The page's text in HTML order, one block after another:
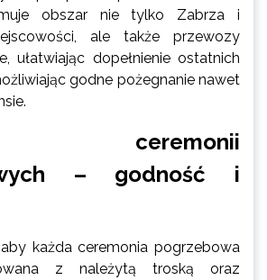
obszar nie tylko Zabrza i
ale także przewozy
ułatwiając dopełnienie ostatnich
godne pożegnanie nawet
ceremonii
– godność i
każda ceremonia pogrzebowa
z należytą troską oraz